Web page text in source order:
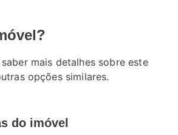
mais detalhes sobre este
opções similares.
do imóvel